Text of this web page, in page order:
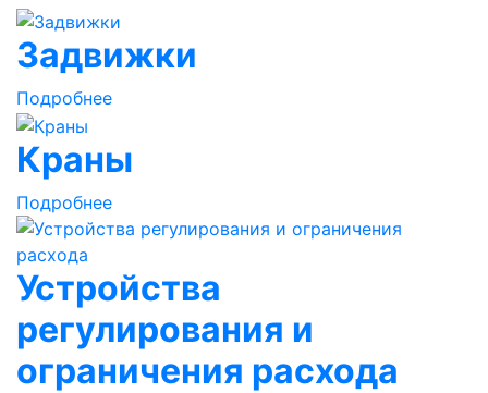
Задвижки
Подробнее
Краны
Подробнее
Устройства
регулирования и
ограничения расхода